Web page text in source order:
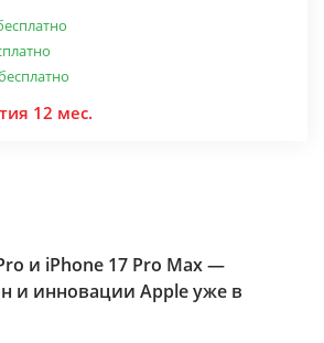
12 мес.
и iPhone 17 Pro Max —
и инновации Apple уже в